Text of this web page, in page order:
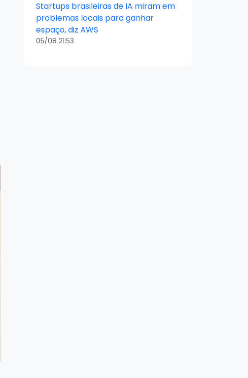
Startups brasileiras de IA miram em
problemas locais para ganhar
espaço, diz AWS
05/08 21:53